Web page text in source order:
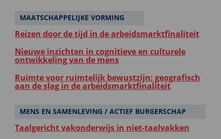
MAATSCHAPPELIJKE VORMING
Reizen door de tijd in de arbeidsmarktfinaliteit
Nieuwe inzichten in cognitieve en culturele
ontwikkeling van de mens
Ruimte voor ruimtelijk bewustzijn: geografisch
aan de slag in de arbeidsmarktfinaliteit
MENS EN SAMENLEVING / ACTIEF BURGERSCHAP
Taalgericht vakonderwijs in niet-taalvakken